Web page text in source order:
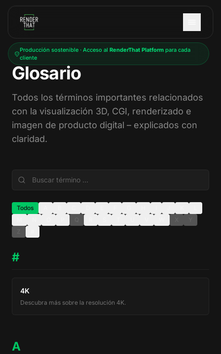
Producción sostenible · Acceso al RenderThat Platformpara cada
cliente
Glosario
Todos los términos importantes relacionados
con la visualización 3D, CGI, renderizado e
imagen de producto digital – explicados con
claridad.
Todos
#
4K
Descubra más sobre la resolución 4K.
A